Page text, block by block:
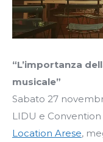
“L’importanza
musicale”
Sabato 27
LIDU e
Location Arese,